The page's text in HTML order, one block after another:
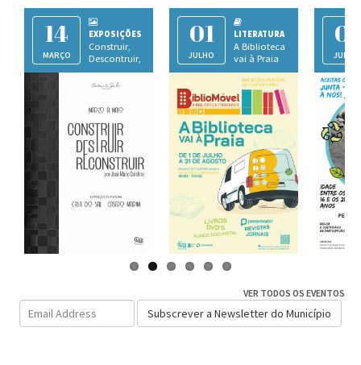
14
MARÇO
EXPOSIÇÕES
Construir,
Descontruir,
Reconstruir
Casa do Sal
01
JULHO
LITERATURA
A Biblioteca
vai à Praia
Praias de Castro Marim
01
JULHO
VER TODOS OS EVENTOS
Address
Subscrever a Newsletter do Município